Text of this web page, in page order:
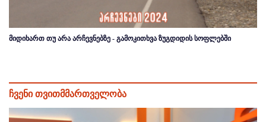
მიდიხართ თუ არა არჩევნებზე - გამოკითხვა ზუგდიდის სოფლებში
ჩვენი თვითმმართველობა